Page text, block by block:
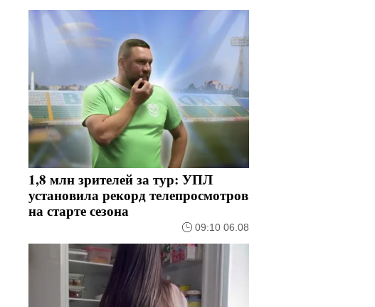
1,8 млн зрителей за тур: УПЛ
установила рекорд телепросмотров
на старте сезона
09:10 06.08